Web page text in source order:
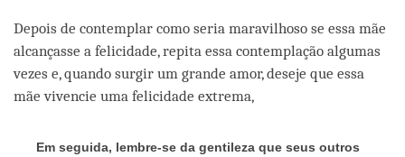
Depois de contemplar como seria maravilhoso se essa mãe
alcançasse a felicidade, repita essa contemplação algumas
vezes e, quando surgir um grande amor, deseje que essa
mãe vivencie uma felicidade extrema,
Em seguida, lembre-se da gentileza que seus outros